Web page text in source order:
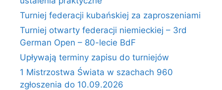
Turniej federacji kubańskiej za zaproszeniami
Turniej otwarty federacji niemieckiej – 3rd
German Open – 80-lecie BdF
Upływają terminy zapisu do turniejów
1 Mistrzostwa Świata w szachach 960
zgłoszenia do 10.09.2026